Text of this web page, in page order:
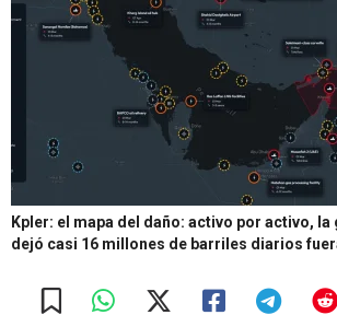
Kpler: el mapa del daño: activo por activo, la
dejó casi 16 millones de barriles diarios